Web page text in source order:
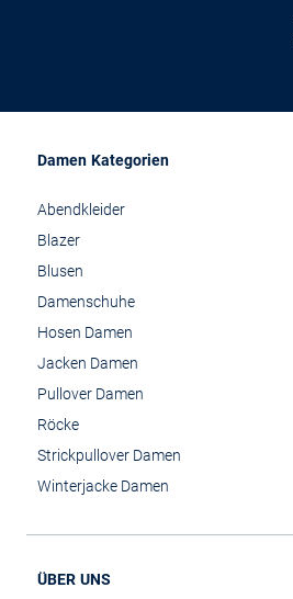
Damen Kategorien
Abendkleider
Blazer
Blusen
Damenschuhe
Hosen Damen
Jacken Damen
Pullover Damen
Röcke
Strickpullover Damen
Winterjacke Damen
ÜBER UNS